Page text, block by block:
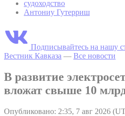
судоходство
Антониу Гутерриш
Подписывайтесь на нашу
Вестник Кавказа — Все новости
В развитие
вложат свыше 10
Опубликовано: 2:35, 7 авг 2026